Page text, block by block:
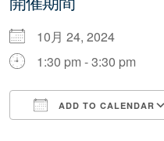
10月 24, 2024
1:30 pm - 3:30 pm
ADD TO CALENDAR